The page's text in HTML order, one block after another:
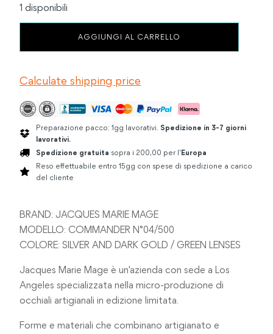
1 disponibili
SILVER
AGGIUNGI AL CARRELLO
Calculate shipping price
Preparazione pacco: 1gg lavorativi. Spedizione in 3-7 giorni
lavorativi.
Spedizione gratuita sopra i 200,00 per l'Europa
Reso effettuabile entro 15gg con spese di spedizione a carico
del cliente
BRAND: JACQUES MARIE MAGE
MODELLO: COMMANDER N°04/500
COLORE: SILVER AND DARK GOLD / GREEN LENSES
Jacques Marie Mage è un'azienda con sede a Los
Angeles specializzata nella micro-produzione di
occhiali artigianali in edizione limitata.
Forme e materiali che combinano artigianato e